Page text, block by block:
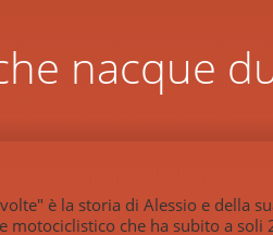
nacque
è la storia di Alessio e della
motociclistico che ha subito a soli